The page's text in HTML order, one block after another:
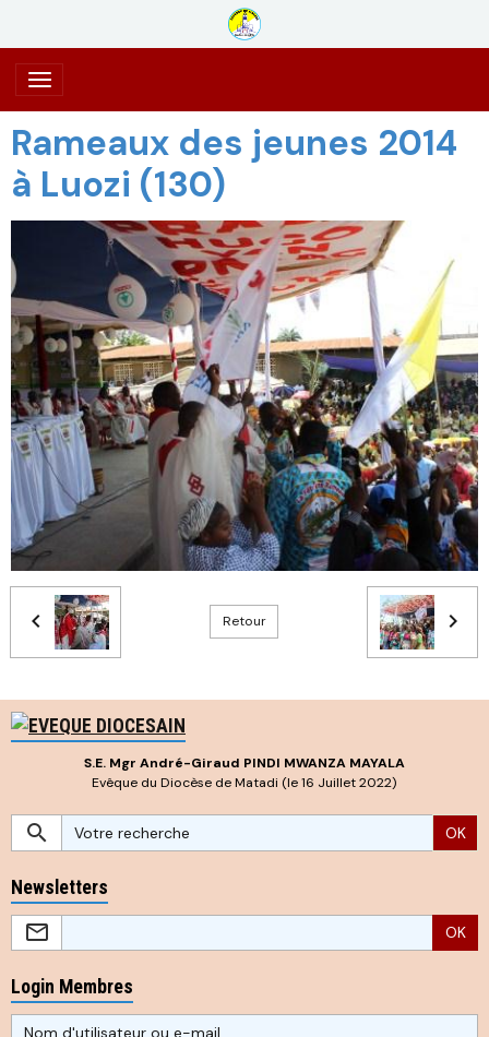
Rameaux des jeunes 2014
à Luozi (130)
Retour
S.E. Mgr André-Giraud PINDI MWANZA MAYALA
Evêque du Diocèse de Matadi (le 16 Juillet 2022)
OK
Newsletters
OK
Login Membres